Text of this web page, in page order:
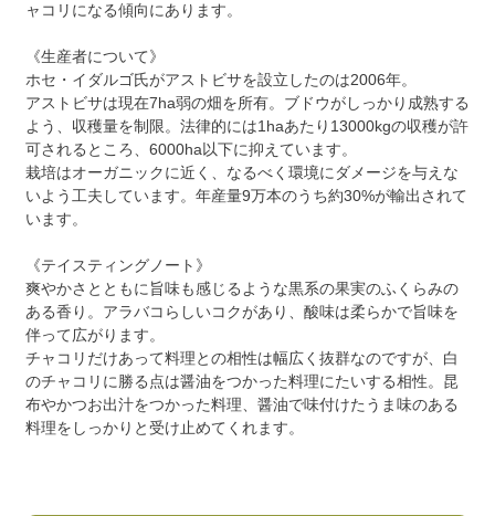
ャコリになる傾向にあります。
《生産者について》
ホセ・イダルゴ氏がアストビサを設立したのは2006年。
アストビサは現在7ha弱の畑を所有。ブドウがしっかり成熟する
よう、収穫量を制限。法律的には1haあたり13000kgの収穫が許
可されるところ、6000ha以下に抑えています。
栽培はオーガニックに近く、なるべく環境にダメージを与えな
いよう工夫しています。年産量9万本のうち約30%が輸出されて
います。
《テイスティングノート》
爽やかさとともに旨味も感じるような黒系の果実のふくらみの
ある香り。アラバコらしいコクがあり、酸味は柔らかで旨味を
伴って広がります。
チャコリだけあって料理との相性は幅広く抜群なのですが、白
のチャコリに勝る点は醤油をつかった料理にたいする相性。昆
布やかつお出汁をつかった料理、醤油で味付けたうま味のある
料理をしっかりと受け止めてくれます。